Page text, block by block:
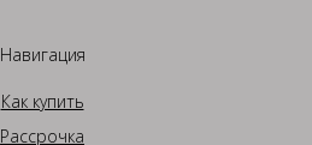
Навигация
Как купить
Рассрочка